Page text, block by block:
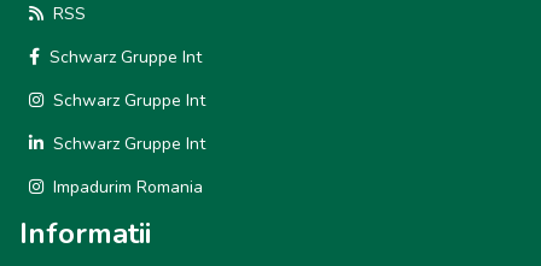
RSS
Schwarz Gruppe Int
Schwarz Gruppe Int
Schwarz Gruppe Int
Impadurim Romania
Informatii